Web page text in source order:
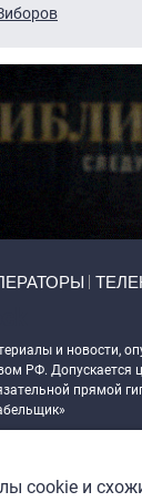
и новости,
РФ. Допускается
прямой
сайта c
cookie и